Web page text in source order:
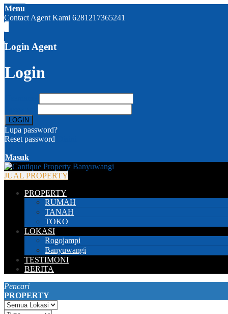
Menu
Contact Agent Kami 6281217365241
Login Agent
Login
Lupa password?
Reset password
Masuk
JUAL PROPERTY
PROPERTY
RUMAH
TANAH
TOKO
LOKASI
Rogojampi
Banyuwangi
TESTIMONI
BERITA
Pencari
PROPERTY